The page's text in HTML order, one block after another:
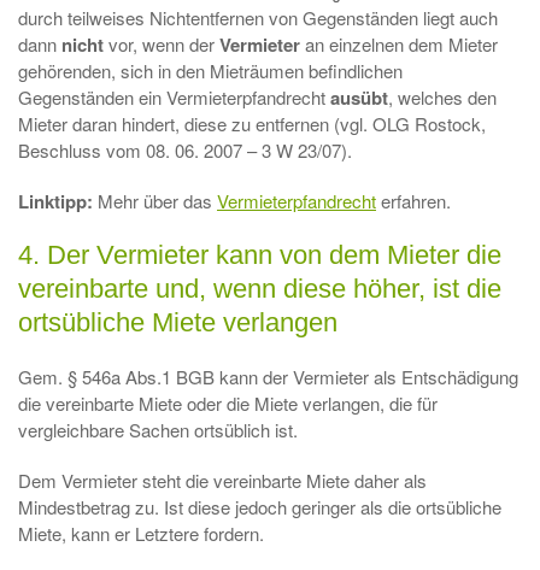
durch teilweises Nichtentfernen von Gegenständen liegt auch
dann nichtvor, wenn derVermieteran einzelnen dem Mieter
gehörenden, sich in den Mieträumen befindlichen
Gegenständen ein Vermieterpfandrechtausübt, welches den
Mieter daran hindert, diese zu entfernen (vgl. OLG Rostock,
Beschluss vom 08. 06. 2007 – 3 W 23/07).
Linktipp: Mehr über das Vermieterpfandrechterfahren.
4. Der Vermieter kann von dem Mieter die
vereinbarte und, wenn diese höher, ist die
ortsübliche Miete verlangen
Gem. § 546a Abs.1 BGB kann der Vermieter als Entschädigung
die vereinbarte Miete oder die Miete verlangen, die für
vergleichbare Sachen ortsüblich ist.
Dem Vermieter steht die vereinbarte Miete daher als
Mindestbetrag zu. Ist diese jedoch geringer als die ortsübliche
Miete, kann er Letztere fordern.